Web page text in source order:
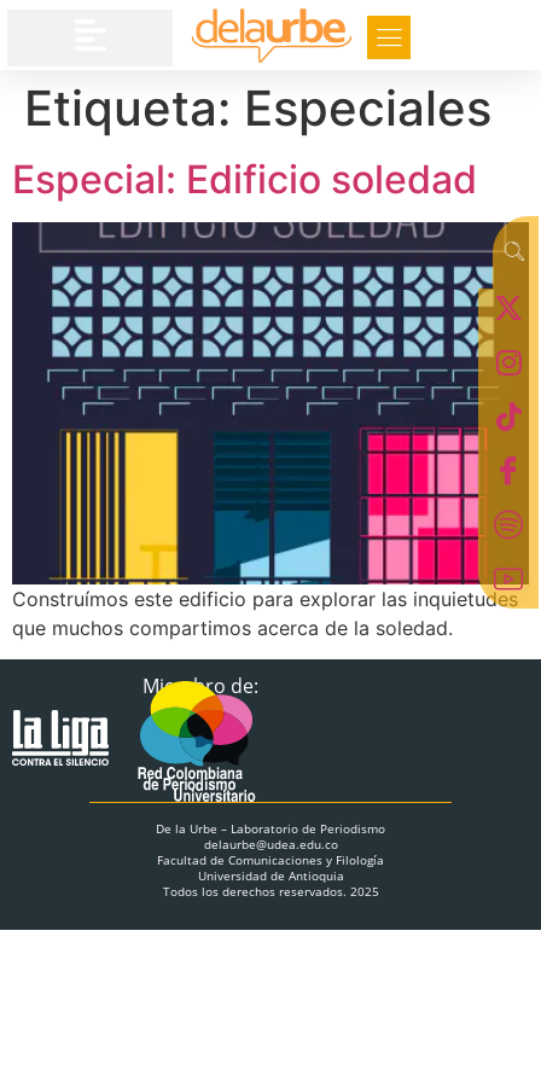
Etiqueta: Especiales
Especial: Edificio soledad
Construímos este edificio para explorar las inquietudes
que muchos compartimos acerca de la soledad.
Miembro de:
De la Urbe – Laboratorio de Periodismo
delaurbe@udea.edu.co
Facultad de Comunicaciones y Filología
Universidad de Antioquia
Todos los derechos reservados. 2025